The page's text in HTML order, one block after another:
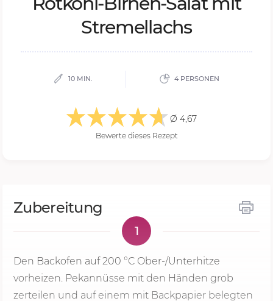
Stre­mel­lachs
10 MIN. 4 PERSONEN
Ø 4,67
Bewerte dieses Rezept
Zubereitung
1
Den Backofen auf200 °C Ober-/Unterhitze
vorheizen. Pekannüsse mit den Händen grob
zerteilen und auf einem mit Backpapier belegten